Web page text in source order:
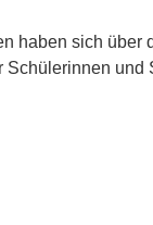
haben sich über
Schülerinnen und